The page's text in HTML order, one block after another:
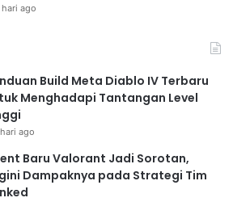
hari ago
Build Meta Diablo IV Terbaru
Menghadapi Tantangan Level
ago
Baru Valorant Jadi Sorotan,
Dampaknya pada Strategi Tim